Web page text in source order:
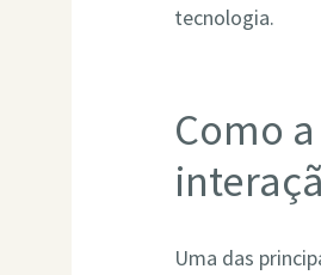
tecnologia.
Como
Uma das